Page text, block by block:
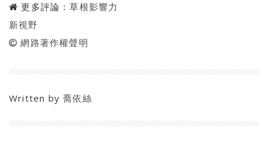
更多評論：草根影響力
新視野
網路著作權聲明
Written by喬依絲